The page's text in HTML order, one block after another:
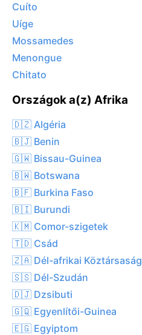
Cuíto
Uíge
Mossamedes
Menongue
Chitato
Országok a(z) Afrika
🇩🇿 Algéria
🇧🇯 Benin
🇬🇼 Bissau-Guinea
🇧🇼 Botswana
🇧🇫 Burkina Faso
🇧🇮 Burundi
🇰🇲 Comor-szigetek
🇹🇩 Csád
🇿🇦 Dél-afrikai Köztársaság
🇸🇸 Dél-Szudán
🇩🇯 Dzsibuti
🇬🇶 Egyenlítői-Guinea
🇪🇬 Egyiptom